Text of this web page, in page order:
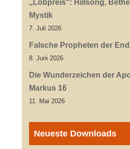
„Lobpreis“: Hillsong,
Mystik
7. Juli 2026
Falsche Propheten der
8. Juni 2026
Die Wunderzeichen der
Markus 16
11. Mai 2026
Neueste Downloads